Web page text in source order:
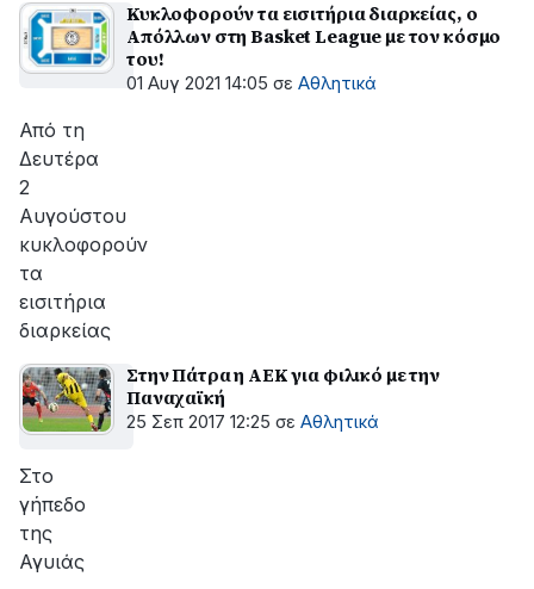
Κυκλοφορούν τα εισιτήρια διαρκείας, ο
Απόλλων στη Basket League με τον κόσμο
του!
01 Αυγ 2021 14:05 σε Αθλητικά
Από τη
Δευτέρα
2
Αυγούστου
κυκλοφορούν
τα
εισιτήρια
διαρκείας
Στην Πάτρα η ΑΕΚ για φιλικό με την
Παναχαϊκή
25 Σεπ 2017 12:25 σε Αθλητικά
Στο
γήπεδο
της
Αγυιάς